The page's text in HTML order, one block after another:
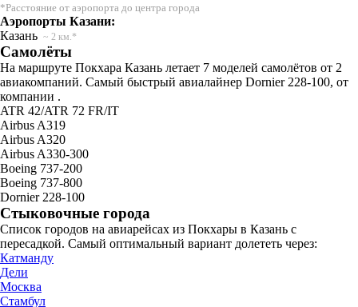
*Расстояние от аэропорта до центра города
Аэропорты Казани:
Казань ~ 2 км.*
Самолёты
На маршруте Покхара Казань летает 7 моделей самолётов от 2
авиакомпаний. Самый быстрый авиалайнер Dornier 228-100, от
компании .
ATR 42/ATR 72 FR/IT
Airbus A319
Airbus A320
Airbus A330-300
Boeing 737-200
Boeing 737-800
Dornier 228-100
Стыковочные города
Список городов на авиарейсах из Покхары в Казань с
пересадкой. Самый оптимальный вариант долететь через:
Катманду
Дели
Москва
Стамбул